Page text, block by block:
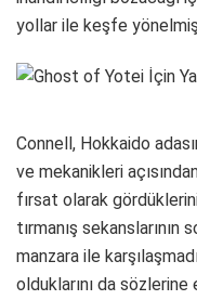
yollar ile keşfe
Connell, Hokkaido
ve mekanikleri
fırsat olarak
tırmanış
manzara ile
olduklarını da